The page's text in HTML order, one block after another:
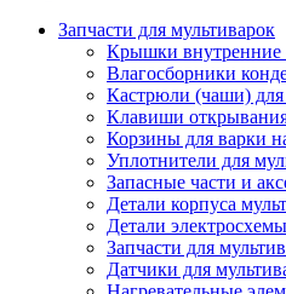
Запчасти для мультиварок
Крышки внутренние
Влагосборники
Кастрюли (чаши) для
Клавиши
Корзины для варки
Уплотнители для
Запасные части и
Детали корпуса
Детали
Запчасти для
Датчики для